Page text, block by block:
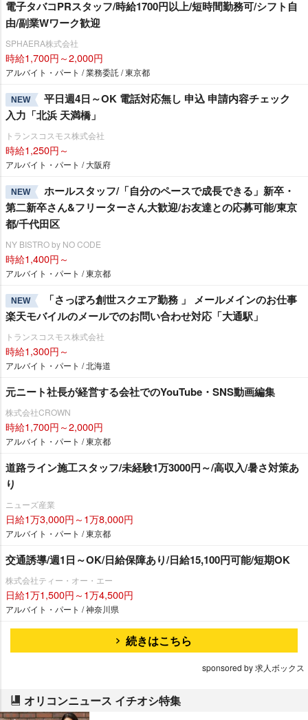
電子タバコPRスタッフ/時給1700円以上/短時間勤務可/シフト自
由/副業Wワーク歓迎
SPHAERA株式会社
時給1,700円～2,000円
アルバイト・パート / 業務委託 / 東京都
NEW
平日週4日～OK 電話対応無し 申込 申請内容チェック
入力「北浜 天満橋」
トランスコスモス株式会社
時給1,250円～
アルバイト・パート / 大阪府
NEW
ホールスタッフ/「自分のペースで成長できる」新卒・
第二新卒さん&フリーターさん大歓迎/お友達との応募可能/東京
都/千代田区
NY BISTRO by NO CODE
時給1,400円～
アルバイト・パート / 東京都
NEW
「さっぽろ創世スクエア勤務 」 メールメインのお仕事
楽天モバイルのメールでのお問い合わせ対応「大通駅」
トランスコスモス株式会社
時給1,300円～
アルバイト・パート / 北海道
元ニート社長が経営する会社でのYouTube・SNS動画編集
株式会社CROWN
時給1,700円～2,000円
アルバイト・パート / 東京都
道路ライン施工スタッフ/未経験1万3000円～/高収入/暑さ対策あ
り
ニューズ産業
日給1万3,000円～1万8,000円
アルバイト・パート / 東京都
交通誘導/週1日～OK/日給保障あり/日給15,100円可能/短期OK
株式会社ティー・オー・エー
日給1万1,500円～1万4,500円
アルバイト・パート / 神奈川県
続きはこちら
sponsored by 求人ボックス
オリコンニュース イチオシ特集